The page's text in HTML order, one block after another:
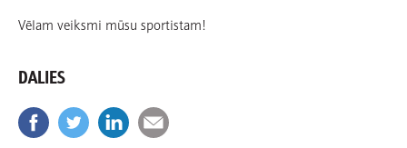
Vēlam veiksmi mūsu sportistam!
DALIES